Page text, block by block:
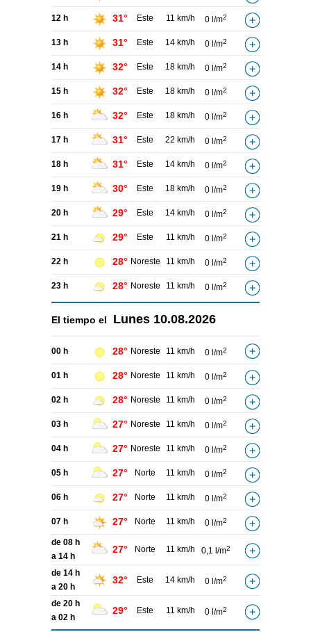
12 h 31° Este 11 km/h 0 l/m2
13 h 31° Este 14 km/h 0 l/m2
14 h 32° Este 18 km/h 0 l/m2
15 h 32° Este 18 km/h 0 l/m2
16 h 32° Este 18 km/h 0 l/m2
17 h 31° Este 22 km/h 0 l/m2
18 h 31° Este 14 km/h 0 l/m2
19 h 30° Este 18 km/h 0 l/m2
20 h 29° Este 14 km/h 0 l/m2
21 h 29° Este 11 km/h 0 l/m2
22 h 28° Noreste 11 km/h 0 l/m2
23 h 28° Noreste 11 km/h 0 l/m2
El tiempo el Lunes 10.08.2026
00 h 28° Noreste 11 km/h 0 l/m2
01 h 28° Noreste 11 km/h 0 l/m2
02 h 28° Noreste 11 km/h 0 l/m2
03 h 27° Noreste 11 km/h 0 l/m2
04 h 27° Noreste 11 km/h 0 l/m2
05 h 27° Norte 11 km/h 0 l/m2
06 h 27° Norte 11 km/h 0 l/m2
07 h 27° Norte 11 km/h 0 l/m2
de 08 h
a 14 h
27° Norte 11 km/h 0,1 l/m2
de 14 h
a 20 h
32° Este 14 km/h 0 l/m2
de 20 h
a 02 h
29° Este 11 km/h 0 l/m2